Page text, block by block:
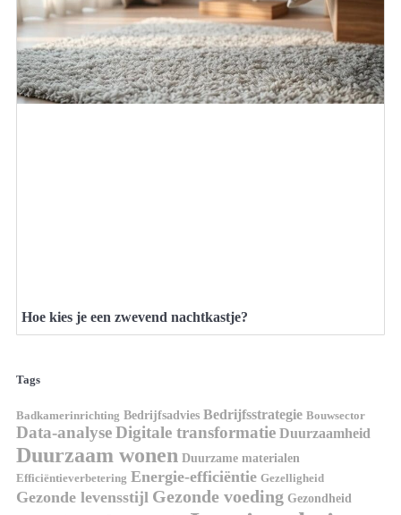
Hoe kies je een zwevend nachtkastje?
Tags
Badkamerinrichting Bedrijfsadvies Bedrijfsstrategie Bouwsector
Data-analyseDigitale transformatie Duurzaamheid
Duurzaam wonen Duurzame materialen
Efficiëntieverbetering Energie-efficiëntie Gezelligheid
Gezonde levensstijl Gezonde voeding Gezondheid